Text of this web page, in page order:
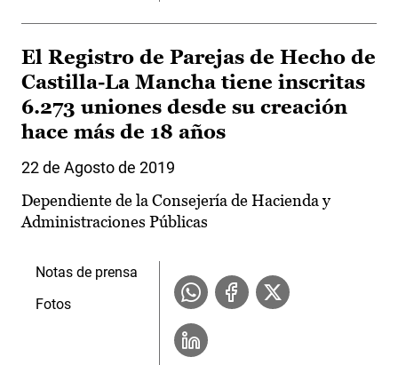
El Registro de Parejas de Hecho de
Castilla-La Mancha tiene inscritas
6.273 uniones desde su creación
hace más de 18 años
22 de Agosto de 2019
Dependiente de la Consejería de Hacienda y
Administraciones Públicas
Notas de prensa
Fotos